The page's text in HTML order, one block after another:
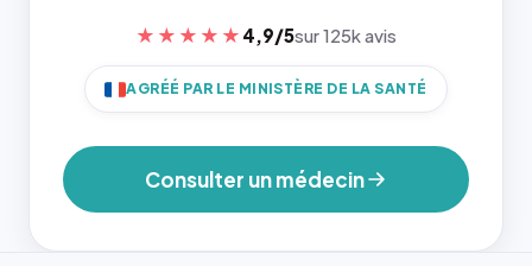
★★★★★ 4,9/5sur 125k avis
AGRÉÉ PAR LE MINISTÈRE DE LA SANTÉ
Consulter un médecin